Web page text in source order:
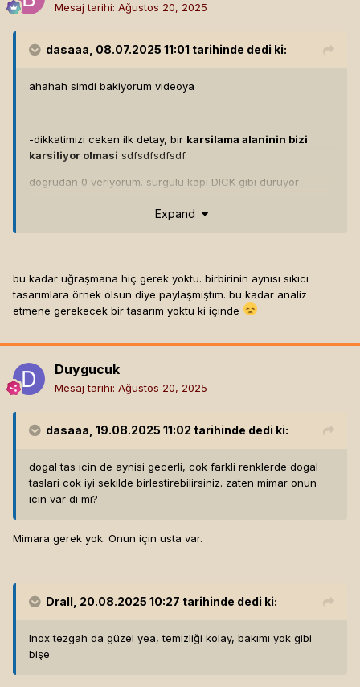
Mesaj tarihi: Ağustos 20, 2025
dasaaa , 08.07.2025 11:01 tarihinde dedi ki:
ahahah simdi bakiyorum videoya
-dikkatimizi ceken ilk detay, bir karsilama alaninin bizi
karsiliyor olmasi sdfsdfsdfsdf.
dogrudan 0 veriyorum. surgulu kapi DICK gibi duruyor
birbirinin uzerine acilmazdi. renk secimi gozleri kanatiyor.
baslamasi arasinda bir anlam kuramiyorum.
giris alani aslinda buyuk belki kayar kapi buyuk yansitici
yuzey gibi, tek parca cam ya da metal ayna olarak
buyuk vekalabalik
duvar onundeki konsol unitesi, duvardaki elektrik
etmemis. zeminde kullanilar tiling dogrusu asiri derecede
mimarlarin bu malzemeleri farki bitislerle kullanabilecegini,
kaynastirabilecegini hatirlamasi lazim sanirim.
her neyse, tamamen bos vaktimi kadinin
Expand
bu kadar uğraşmana hiç gerek yoktu. birbirinin aynısı sıkıcı
tasarımlara örnek olsun diye paylaşmıştım. bu kadar analiz
etmene gerekecek bir tasarım yoktu ki içinde
Duygucuk
Mesaj tarihi: Ağustos 20, 2025
dasaaa , 19.08.2025 11:02 tarihinde dedi ki:
dogal tas icin de aynisi gecerli, cok farkli renklerde dogal
taslari cok iyi sekilde birlestirebilirsiniz. zaten mimar onun
icin var di mi?
Mimara gerek yok. Onun için usta var.
Drall , 20.08.2025 10:27 tarihinde dedi ki:
Inox tezgah da güzel yea, temizliği kolay, bakımı yok gibi
bişe